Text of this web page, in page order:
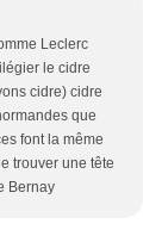
Leclerc
le cidre
cidre) cidre
que
font la même
trouver une tête
Bernay